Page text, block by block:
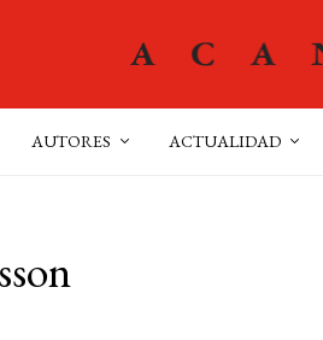
AUTORES ACTUALIDAD